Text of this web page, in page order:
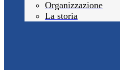
Organizzazione
La storia